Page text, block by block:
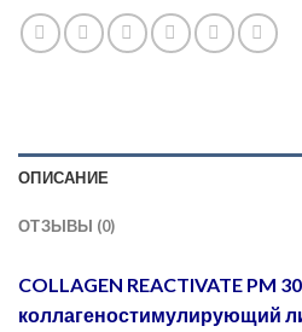
ОПИСАНИЕ
ОТЗЫВЫ (0)
COLLAGEN REACTIVATE PM
коллагеностимулирующий